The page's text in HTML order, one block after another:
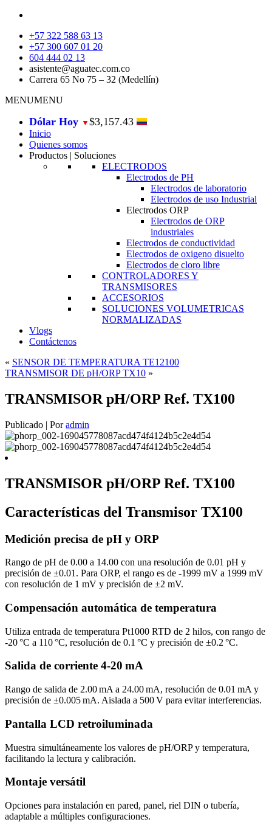
+57 322 588 63 13
+57 300 607 01 20
604 444 02 13
asistente@aguatec.com.co
Carrera 65 No 75 – 32 (Medellín)
MENUMENU
Dólar Hoy ▼ $3,157.43
Inicio
Quienes somos
Productos | Soluciones
ELECTRODOS
Electrodos de PH
Electrodos de laboratorio
Electrodos de uso Industrial
Electrodos ORP
Electrodos de ORP
industriales
Electrodos de conductividad
Electrodos de oxigeno disuelto
Electrodos de cloro libre
CONTROLADORES Y
TRANSMISORES
ACCESORIOS
SOLUCIONES VOLUMETRICAS
NORMALIZADAS
Vlogs
Contáctenos
« SENSOR DE TEMPERATURA TE12100
TRANSMISOR DE pH/ORP TX10 »
TRANSMISOR pH/ORP Ref. TX100
Publicado | Por admin
TRANSMISOR pH/ORP Ref. TX100
Características del Transmisor TX100
Medición precisa de pH y ORP
Rango de pH de 0.00 a 14.00 con una resolución de 0.01 pH y
precisión de ±0.01. Para ORP, el rango es de -1999 mV a 1999 mV
con resolución de 1 mV y precisión de ±2 mV.
Compensación automática de temperatura
Utiliza entrada de temperatura Pt1000 RTD de 2 hilos, con rango de
-20 °C a 110 °C, resolución de 0.1 °C y precisión de ±0.2 °C.
Salida de corriente 4-20 mA
Rango de salida de 2.00 mA a 24.00 mA, resolución de 0.01 mA y
precisión de ±0.005 mA. Aislada a 500 V para evitar interferencias.
Pantalla LCD retroiluminada
Muestra simultáneamente los valores de pH/ORP y temperatura,
facilitando la lectura y calibración.
Montaje versátil
Opciones para instalación en pared, panel, riel DIN o tubería,
adaptable a múltiples configuraciones.